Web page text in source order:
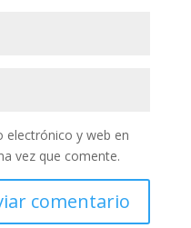
electrónico y web en
vez que comente.